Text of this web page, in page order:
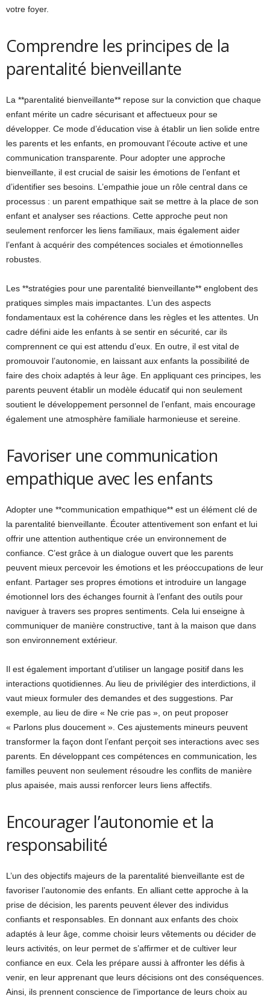
votre foyer.
Comprendre les principes de la
parentalité bienveillante
La **parentalité bienveillante** repose sur la conviction que chaque
enfant mérite un cadre sécurisant et affectueux pour se
développer. Ce mode d’éducation vise à établir un lien solide entre
les parents et les enfants, en promouvant l’écoute active et une
communication transparente. Pour adopter une approche
bienveillante, il est crucial de saisir les émotions de l’enfant et
d’identifier ses besoins. L’empathie joue un rôle central dans ce
processus : un parent empathique sait se mettre à la place de son
enfant et analyser ses réactions. Cette approche peut non
seulement renforcer les liens familiaux, mais également aider
l’enfant à acquérir des compétences sociales et émotionnelles
robustes.
Les **stratégies pour une parentalité bienveillante** englobent des
pratiques simples mais impactantes. L’un des aspects
fondamentaux est la cohérence dans les règles et les attentes. Un
cadre défini aide les enfants à se sentir en sécurité, car ils
comprennent ce qui est attendu d’eux. En outre, il est vital de
promouvoir l’autonomie, en laissant aux enfants la possibilité de
faire des choix adaptés à leur âge. En appliquant ces principes, les
parents peuvent établir un modèle éducatif qui non seulement
soutient le développement personnel de l’enfant, mais encourage
également une atmosphère familiale harmonieuse et sereine.
Favoriser une communication
empathique avec les enfants
Adopter une **communication empathique** est un élément clé de
la parentalité bienveillante. Écouter attentivement son enfant et lui
offrir une attention authentique crée un environnement de
confiance. C’est grâce à un dialogue ouvert que les parents
peuvent mieux percevoir les émotions et les préoccupations de leur
enfant. Partager ses propres émotions et introduire un langage
émotionnel lors des échanges fournit à l’enfant des outils pour
naviguer à travers ses propres sentiments. Cela lui enseigne à
communiquer de manière constructive, tant à la maison que dans
son environnement extérieur.
Il est également important d’utiliser un langage positif dans les
interactions quotidiennes. Au lieu de privilégier des interdictions, il
vaut mieux formuler des demandes et des suggestions. Par
exemple, au lieu de dire « Ne crie pas », on peut proposer
« Parlons plus doucement ». Ces ajustements mineurs peuvent
transformer la façon dont l’enfant perçoit ses interactions avec ses
parents. En développant ces compétences en communication, les
familles peuvent non seulement résoudre les conflits de manière
plus apaisée, mais aussi renforcer leurs liens affectifs.
Encourager l’autonomie et la
responsabilité
L’un des objectifs majeurs de la parentalité bienveillante est de
favoriser l’autonomie des enfants. En alliant cette approche à la
prise de décision, les parents peuvent élever des individus
confiants et responsables. En donnant aux enfants des choix
adaptés à leur âge, comme choisir leurs vêtements ou décider de
leurs activités, on leur permet de s’affirmer et de cultiver leur
confiance en eux. Cela les prépare aussi à affronter les défis à
venir, en leur apprenant que leurs décisions ont des conséquences.
Ainsi, ils prennent conscience de l’importance de leurs choix au